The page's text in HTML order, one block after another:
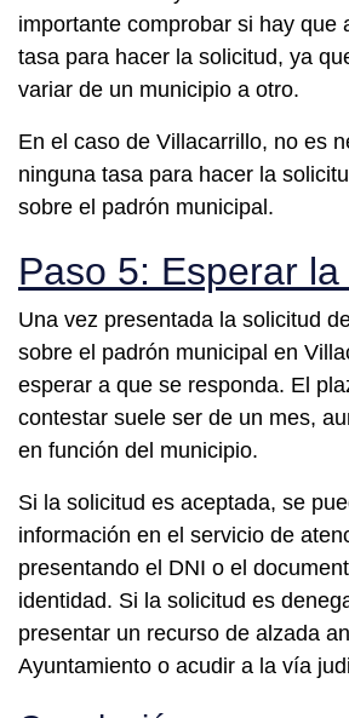
importante comprobar si hay que
tasa para hacer la solicitud, ya
variar de un municipio a otro.
En el caso de Villacarrillo, no es
ninguna tasa para hacer la
sobre el padrón municipal.
Paso 5: Esperar
Una vez presentada la solicitud
sobre el padrón municipal en
esperar a que se responda. El
contestar suele ser de un mes,
en función del municipio.
Si la solicitud es aceptada, se
información en el servicio de
presentando el DNI o el
identidad. Si la solicitud es
presentar un recurso de alzada
Ayuntamiento o acudir a la vía